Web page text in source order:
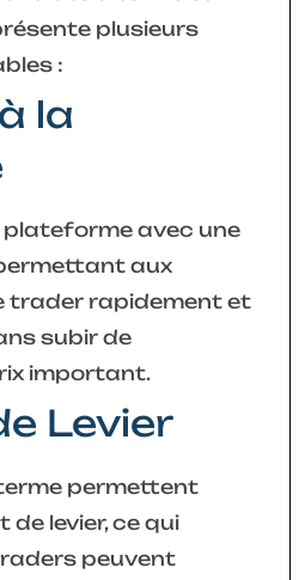
plusieurs
:
la
avec une
aux
trader rapidement et
subir de
important.
Levier
permettent
de levier, ce qui
peuvent